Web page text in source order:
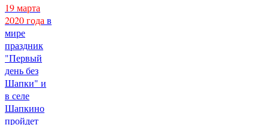
19 марта
2020 года в
мире
праздник
"Первый
день без
Шапки" и
в селе
Шапкино
пройдет